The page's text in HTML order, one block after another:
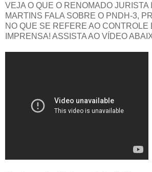
VEJA O QUE O RENOMADO JURISTA
MARTINS FALA SOBRE O PNDH-3,
NO QUE SE REFERE AO CONTROLE
IMPRENSA! ASSISTA AO VÍDEO